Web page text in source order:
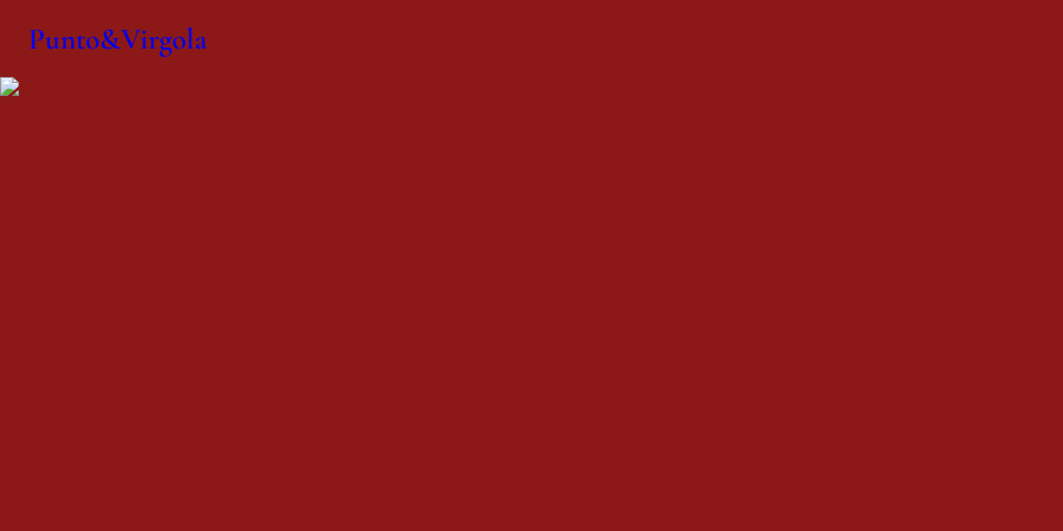
Punto&Virgola